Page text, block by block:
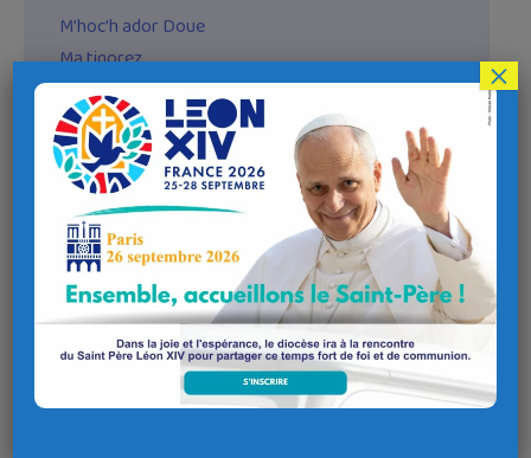
M’hoc’h ador Doue
Ma tigorez
Meuleudi deoc’h Doue an Tad
Meulom oll da viken
O Kouer Meur
Peur e teuio ?
Piou zigoro ?
Ra gano poblou ar béd
Ra vo kreñv or feiz (Salm 145)
Ra vo peoc’h don (A celtic benediction)
Selaou ‘ta…
Sell ouz an heol o sevel (muzik : M. Skouarneg)
Sell ouz an heol o sevel (choral gallois)
×